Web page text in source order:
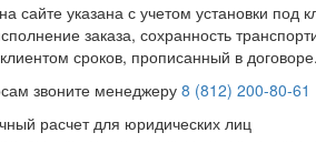
сайте указана с учетом установки под
заказа, сохранность
сроков, прописанный в договоре.
звоните менеджеру 8 (812) 200-80-61
расчет для юридических лиц